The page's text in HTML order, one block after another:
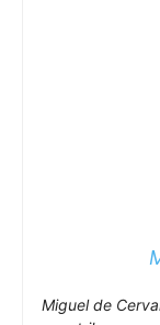
Miguel de